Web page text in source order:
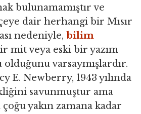
bulunamamıştır ve
dair herhangi bir Mısır
nedeniyle, bilim
mit veya eski bir yazım
olduğunu varsaymışlardır.
E. Newberry, 1943 yılında
savunmuştur ama
yakın zamana kadar